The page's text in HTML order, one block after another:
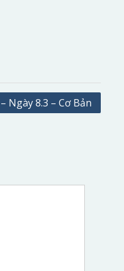
Ngày 8.3 – Cơ Bản